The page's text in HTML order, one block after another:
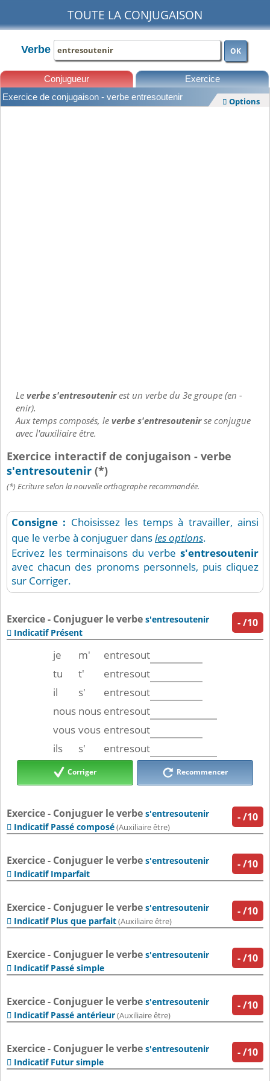
TOUTE LA CONJUGAISON
Verbe OK
Conjugueur Exercice
Exercice de conjugaison - verbe entresoutenir  Options
Leverbe s'entresoutenirest un verbe du 3e groupe (en -
enir).
Aux temps composés, leverbe s'entresoutenirse conjugue
avec l'auxiliaire être.
Exercice interactif de conjugaison - verbe
s'entresoutenir (*)
(*) Ecriture selon la nouvelle orthographe recommandée.
Consigne : Choisissez les temps à travailler, ainsi
que le verbe à conjuguer dansles options.
Ecrivez les terminaisons du verbe s'entresoutenir
avec chacun des pronoms personnels, puis cliquez
sur Corriger.
-/10
Exercice - Conjuguer le verbe s'entresoutenir
 Indicatif Présent
je m'
entresout
tu
t'
entresout
il
s'
entresout
nous nous entresout
vous vous entresout
ils
s' entresout
Corriger Recommencer
-/10
Exercice - Conjuguer le verbe s'entresoutenir
 Indicatif Passé composé(Auxiliaire être)
-/10
Exercice - Conjuguer le verbe s'entresoutenir
 Indicatif Imparfait
-/10
Exercice - Conjuguer le verbe s'entresoutenir
 Indicatif Plus que parfait(Auxiliaire être)
-/10
Exercice - Conjuguer le verbe s'entresoutenir
 Indicatif Passé simple
-/10
Exercice - Conjuguer le verbe s'entresoutenir
 Indicatif Passé antérieur(Auxiliaire être)
-/10
Exercice - Conjuguer le verbe s'entresoutenir
 Indicatif Futur simple